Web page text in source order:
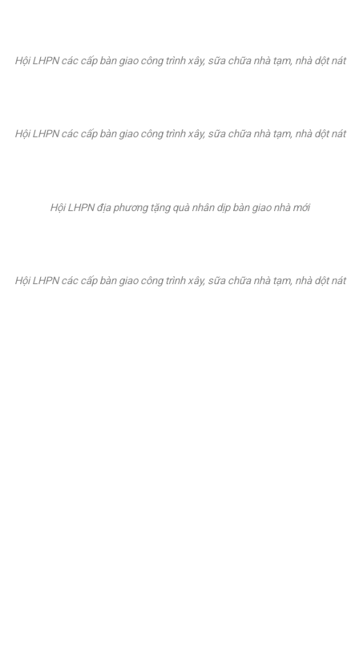
Hội LHPN các cấp bàn giao công trình xây, sữa chữa nhà tạm, nhà dột nát
Hội LHPN các cấp bàn giao công trình xây, sữa chữa nhà tạm, nhà dột nát
Hội LHPN địa phương tặng quà nhân dịp bàn giao nhà mới
Hội LHPN các cấp bàn giao công trình xây, sữa chữa nhà tạm, nhà dột nát